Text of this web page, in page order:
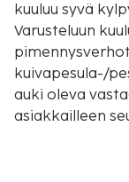
kuuluu syvä
Varusteluun
pimennysverhot. Käytössäsi on business
kuivapesula-/
auki oleva
asiakkailleen